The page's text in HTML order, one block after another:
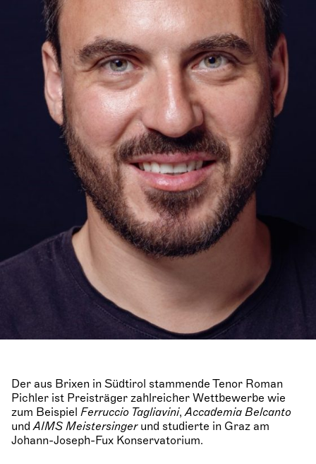
Der aus Brixen in Südtirol stammende Tenor Roman
Pichler ist Preisträger zahlreicher Wettbewerbe wie
zum Beispiel Ferruccio Tagliavini,Accademia Belcanto
undAIMS Meistersingerund studierte in Graz am
Johann-Joseph-Fux Konservatorium.